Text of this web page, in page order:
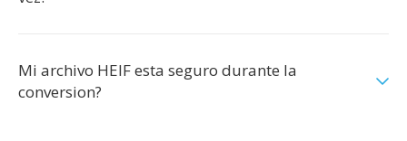
Mi archivo HEIF esta seguro durante la
conversion?